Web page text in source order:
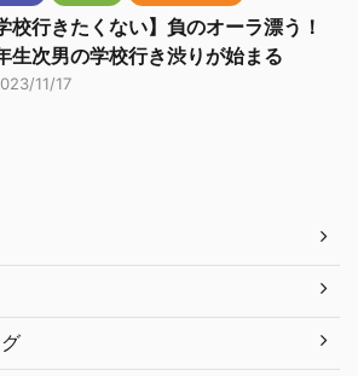
校行きたくない】負のオーラ漂う！
生次男の学校行き渋りが始まる
11/17